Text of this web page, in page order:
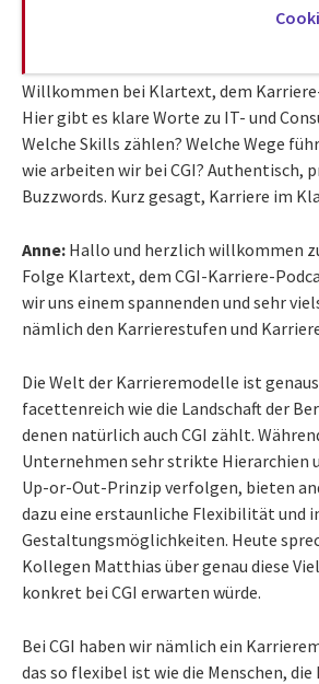
Willkommen bei Klartext, dem
Hier gibt es klare Worte zu IT- und
Welche Skills zählen? Welche Wege
wie arbeiten wir bei CGI? Authentisch,
Buzzwords. Kurz gesagt, Karriere im
Anne: Hallo und herzlich willkommen
Folge Klartext, dem CGI-Karriere-
wir uns einem spannenden und sehr
nämlich den Karrierestufen und
Die Welt der Karrieremodelle ist
facettenreich wie die Landschaft der
denen natürlich auch CGI zählt.
Unternehmen sehr strikte Hierarchien
Up-or-Out-Prinzip verfolgen, bieten
dazu eine erstaunliche Flexibilität und
Gestaltungsmöglichkeiten. Heute
Kollegen Matthias über genau diese
konkret bei CGI erwarten würde.
Bei CGI haben wir nämlich ein
das so flexibel ist wie die Menschen,